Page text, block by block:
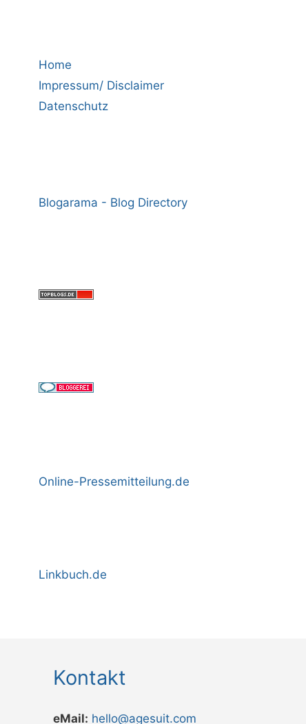
Home
Impressum/ Disclaimer
Datenschutz
Blogarama - Blog Directory
Online-Pressemitteilung.de
Linkbuch.de
Kontakt
eMail: hello@agesuit.com